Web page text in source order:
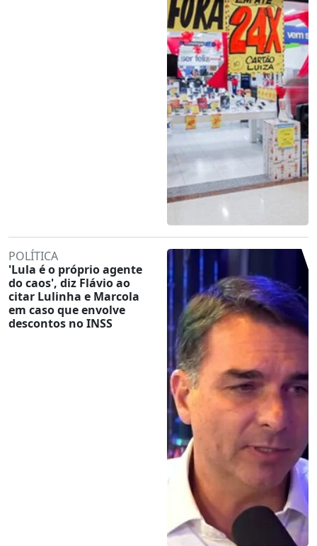
POLÍTICA
'Lula é o próprio agente
do caos', diz Flávio ao
citar Lulinha e Marcola
em caso que envolve
descontos no INSS